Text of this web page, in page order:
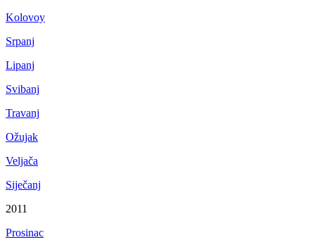
Kolovoy
Srpanj
Lipanj
Svibanj
Travanj
Ožujak
Veljača
Siječanj
2011
Prosinac